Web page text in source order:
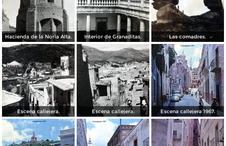
Hacienda de la Noria Alta. Interior de Granaditas. Las comadres.
Escena callejera. Escena callejera. Escena callejera 1967.